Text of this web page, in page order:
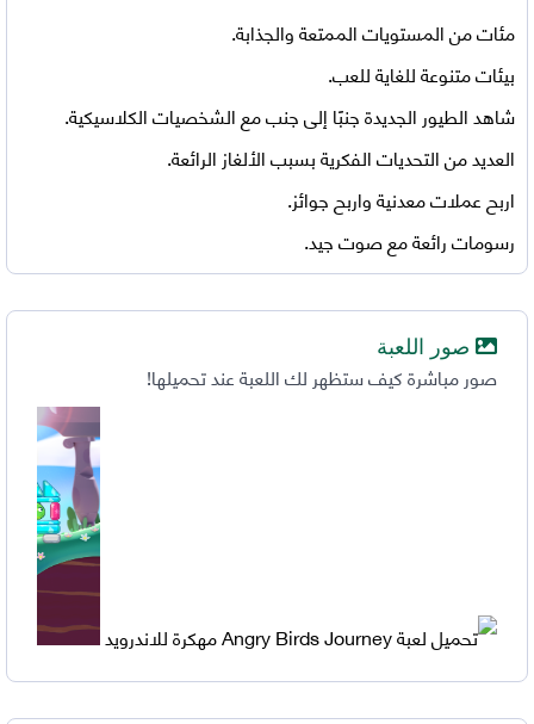
مئات من المستويات الممتعة والجذابة.
بيئات متنوعة للغاية للعب.
شاهد الطيور الجديدة جنبًا إلى جنب مع الشخصيات الكلاسيكية.
العديد من التحديات الفكرية بسبب الألغاز الرائعة.
اربح عملات معدنية واربح جوائز.
رسومات رائعة مع صوت جيد.
صور اللعبة
صور مباشرة كيف ستظهر لك اللعبة عند تحميلها!